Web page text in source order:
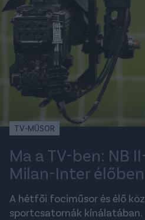
TV-MŰSOR
Ma a TV-ben: NB
Milan-Inter élőben
A hétfői fociműsor és élő
sportcsatornák kínálatában.